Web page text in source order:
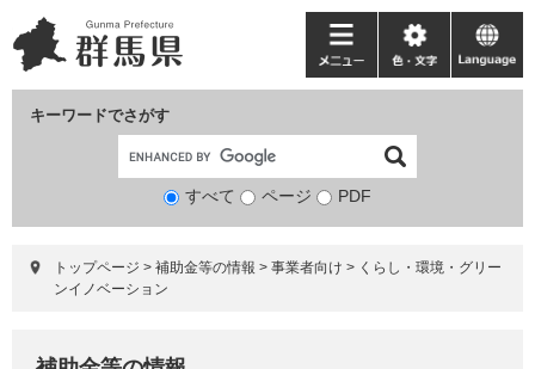
ー
ジ
ニ
ュ
て
キーワードでさがす
検
象
すべて ページ PDF
メ
ニ
ー
色・
文
language
トップページ > 補助金等の情報 > 事業者向け > くらし・環境・グリー
ンイノベーション